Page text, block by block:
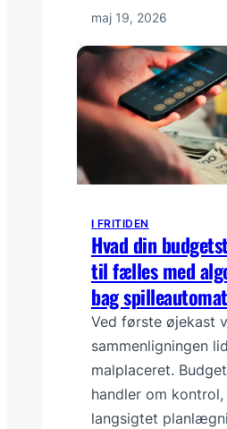
maj 19, 2026
I FRITIDEN
Hvad din
til fælles med
bag
Ved første øjekast
sammenligningen
malplaceret.
handler om
langsigtet